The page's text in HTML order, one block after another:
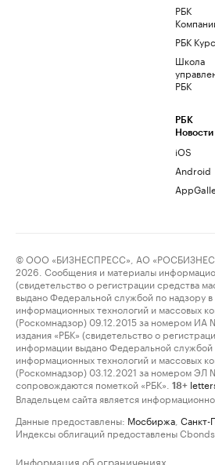
РБК
РБК
Школа
РБК
РБК
Новости
iOS
Android
© ООО «БИЗНЕСПРЕСС», АО
2026. Сообщения и материалы
(свидетельство о регистрации средства
выдано Федеральной службой по надзору в
информационных технологий и массовых
(Роскомнадзор) 09.12.2015 за номером
издания «РБК» (свидетельство о
информации выдано Федеральной службой
информационных технологий и массовых
(Роскомнадзор) 03.12.2021 за номером
сопровождаются пометкой «РБК».
18+
Владельцем сайта является
Данные предоставлены: Мосбиржа Санкт-
Индексы облигаций предоставлены Cbonds.
Информация об ограничениях